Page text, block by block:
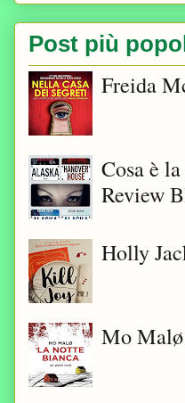
Post più
Freida
Cosa è
Review
Holly
Mo